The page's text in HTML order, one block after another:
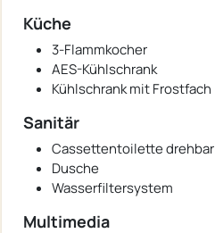
Küche
3-Flammkocher
AES-Kühlschrank
Kühlschrank mit Frostfach
Sanitär
Cassettentoilette drehbar
Dusche
Wasserfiltersystem
Multimedia